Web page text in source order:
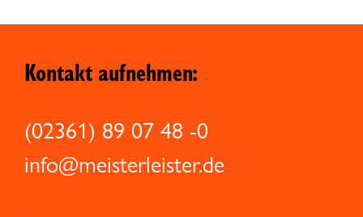
Kontakt aufnehmen:
(02361) 89 07 48 -0
info@meisterleister.de